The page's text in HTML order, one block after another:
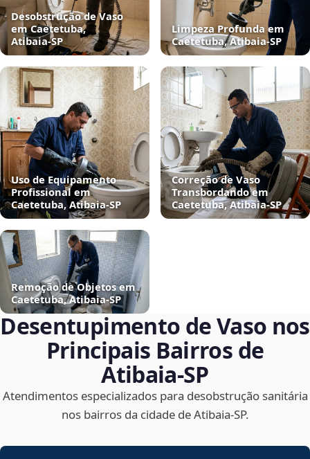
Desobstrução de Vaso
em Caetetuba,
Atibaia‑SP
Limpeza Profunda em
Caetetuba, Atibaia‑SP
Uso de Equipamento
Profissional em
Caetetuba, Atibaia‑SP
Correção de Vaso
Transbordando em
Caetetuba, Atibaia‑SP
Remoção de Objetos em
Caetetuba, Atibaia‑SP
Desentupimento de Vaso nos
Principais Bairros de
Atibaia‑SP
Atendimentos especializados para desobstrução sanitária
nos bairros da cidade de Atibaia‑SP.